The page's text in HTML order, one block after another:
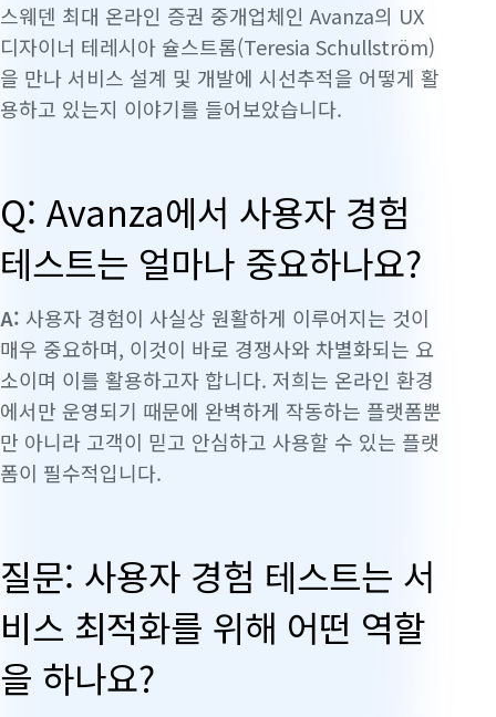
스웨덴 최대 온라인 증권 중개업체인 Avanza의 UX
디자이너 테레시아 슐스트롬(Teresia Schullström)
을 만나 서비스 설계 및 개발에 시선추적을 어떻게 활
용하고 있는지 이야기를 들어보았습니다.
Q: Avanza에서 사용자 경험
테스트는 얼마나 중요하나요?
A: 사용자 경험이 사실상 원활하게 이루어지는 것이
매우 중요하며, 이것이 바로 경쟁사와 차별화되는 요
소이며 이를 활용하고자 합니다. 저희는 온라인 환경
에서만 운영되기 때문에 완벽하게 작동하는 플랫폼뿐
만 아니라 고객이 믿고 안심하고 사용할 수 있는 플랫
폼이 필수적입니다.
질문: 사용자 경험 테스트는 서
비스 최적화를 위해 어떤 역할
을 하나요?